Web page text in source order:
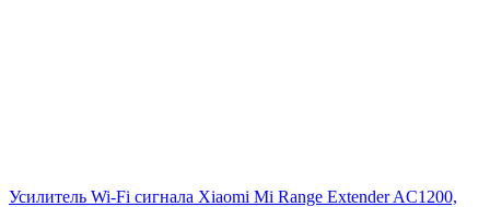
Усилитель Wi-Fi сигнала Xiaomi Mi Range Extender AC1200,